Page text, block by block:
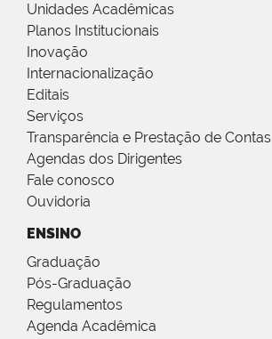
Unidades Acadêmicas
Planos Institucionais
Inovação
Internacionalização
Editais
Serviços
Transparência e Prestação de Contas
Agendas dos Dirigentes
Fale conosco
Ouvidoria
ENSINO
Graduação
Pós-Graduação
Regulamentos
Agenda Acadêmica